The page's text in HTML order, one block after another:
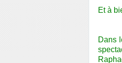
Et à
Dans